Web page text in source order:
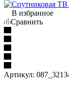
В избранное
Сравнить
Артикул: